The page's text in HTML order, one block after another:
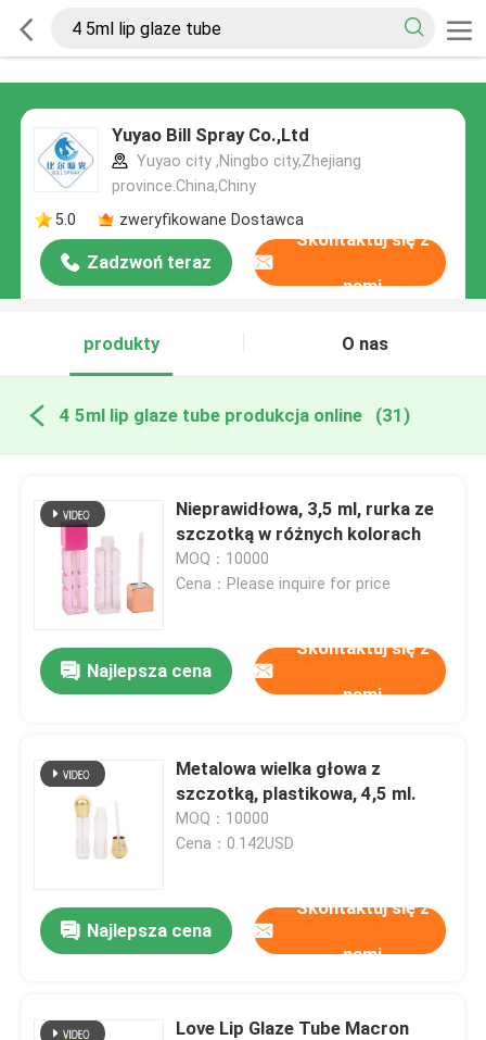
Yuyao Bill Spray Co.,Ltd
Yuyao city ,Ningbo city,Zhejiang
province.China,Chiny
5.0
zweryfikowane Dostawca
Zadzwoń teraz
Skontaktuj się z
nami
produkty O nas
4 5ml lip glaze tube produkcja online (31)
Nieprawidłowa, 3,5 ml, rurka ze
szczotką w różnych kolorach
MOQ：10000
Cena：Please inquire for price
Najlepsza cena
Skontaktuj się z
nami
Metalowa wielka głowa z
szczotką, plastikowa, 4,5 ml.
MOQ：10000
Cena：0.142USD
Najlepsza cena
Skontaktuj się z
nami
Love Lip Glaze Tube Macron